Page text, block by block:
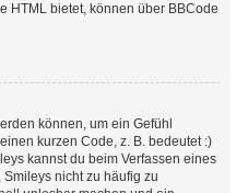
HTML bietet, können über BBCode
können, um ein Gefühl
kurzen Code, z. B. bedeutet :)
kannst du beim Verfassen eines
nicht zu häufig zu